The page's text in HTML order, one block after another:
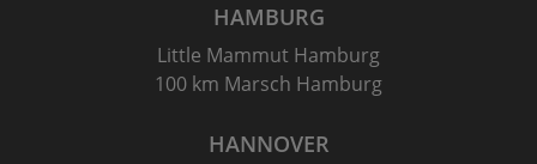
HAMBURG
Little Mammut Hamburg
100 km Marsch Hamburg
HANNOVER